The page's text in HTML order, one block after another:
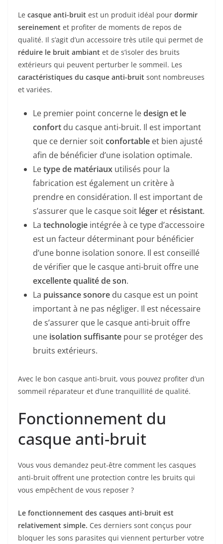
Le casque anti-bruit est un produit idéal pour dormir
sereinement et profiter de moments de repos de
qualité. Il s’agit d’un accessoire très utile qui permet de
réduire le bruit ambiant et de s’isoler des bruits
extérieurs qui peuvent perturber le sommeil. Les
caractéristiques du casque anti-bruit sont nombreuses
et variées.
Le premier point concerne ledesign et le
confort du casque anti-bruit. Il est important
que ce dernier soitconfortable et bien ajusté
afin de bénéficier d’une isolation optimale.
Letype de matériaux utilisés pour la
fabrication est également un critère à
prendre en considération. Il est important de
s’assurer que le casque soit léger et résistant.
La technologie intégrée à ce type d’accessoire
est un facteur déterminant pour bénéficier
d’une bonne isolation sonore. Il est conseillé
de vérifier que le casque anti-bruit offre une
excellente qualité de son.
La puissance sonore du casque est un point
important à ne pas négliger. Il est nécessaire
de s’assurer que le casque anti-bruit offre
une isolation suffisante pour se protéger des
bruits extérieurs.
Avec le bon casque anti-bruit, vous pouvez profiter d’un
sommeil réparateur et d’une tranquillité de qualité.
Fonctionnement du
casque anti-bruit
Vous vous demandez peut-être comment les casques
anti-bruit offrent une protection contre les bruits qui
vous empêchent de vous reposer ?
Le fonctionnement des casques anti-bruit est
relativement simple. Ces derniers sont conçus pour
bloquer les sons parasites qui viennent perturber votre